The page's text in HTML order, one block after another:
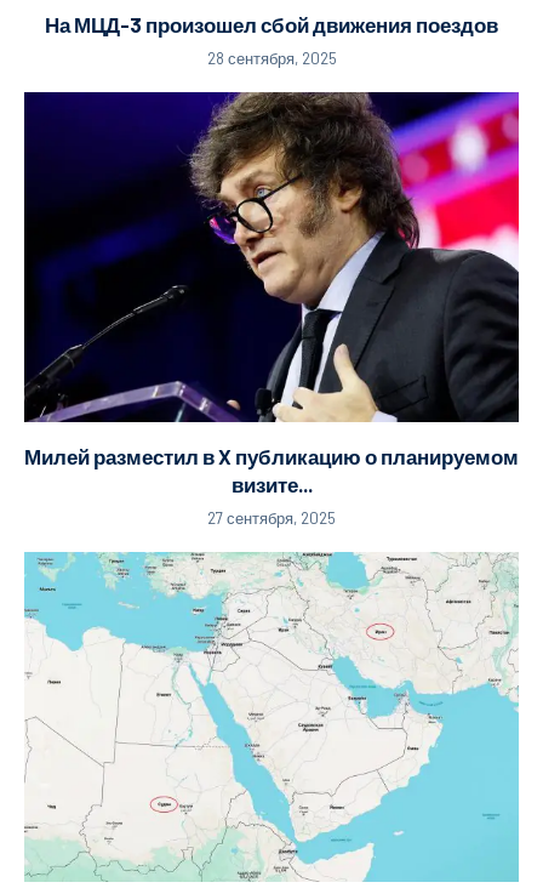
На МЦД-3 произошел сбой движения поездов
28 сентября, 2025
Милей разместил в X публикацию о планируемом
визите...
27 сентября, 2025